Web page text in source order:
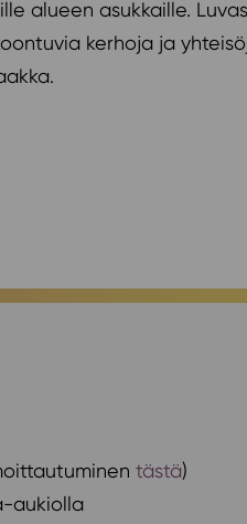
alueen asukkaille.
kerhoja ja
tästä)
aukiolla